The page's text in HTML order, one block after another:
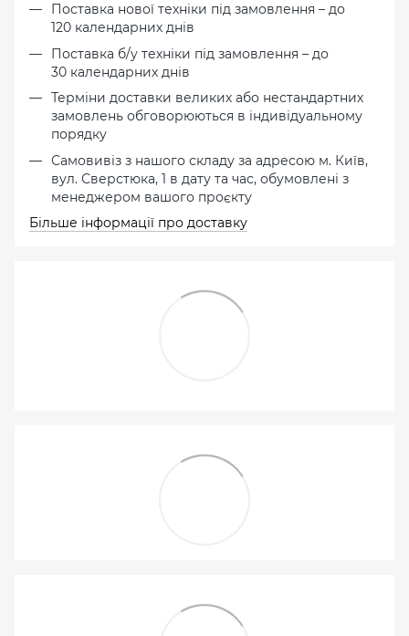
Поставка нової техніки під замовлення – до
120 календарних днів
Поставка б/у техніки під замовлення – до
30 календарних днів
Терміни доставки великих або нестандартних
замовлень обговорюються в індивідуальному
порядку
Самовивіз з нашого складу за адресою м. Київ,
вул. Сверстюка, 1 в дату та час, обумовлені з
менеджером вашого проєкту
Більше інформації про доставку